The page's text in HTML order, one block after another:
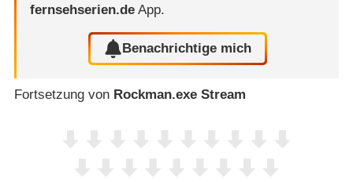
fernsehserien.deApp.
Benachrichtige mich
Fortsetzung von Rockman.exe Stream